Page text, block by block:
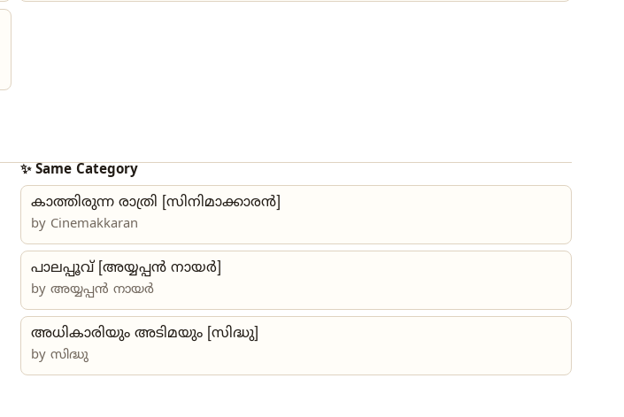
✨ Same Category
കാത്തിരുന്ന രാത്രി [സിനിമാക്കാരൻ]
by Cinemakkaran
പാലപ്പൂവ് [അയ്യപ്പൻ നായർ]
by അയ്യപ്പൻ നായർ
അധികാരിയും അടിമയും [സിദ്ധു]
by സിദ്ധു